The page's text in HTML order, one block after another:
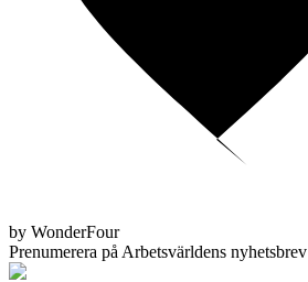
by WonderFour
Prenumerera på Arbetsvärldens nyhetsbrev